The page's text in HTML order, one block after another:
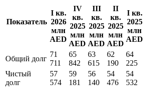
Показатель
I кв.
2026
млн
AED
IV
кв.
2025
млн
AED
III
кв.
2025
млн
AED
II
кв.
2025
млн
AED
I кв.
2025
млн
AED
Общий долг
71
711
65
842
63
615
62
190
64
225
Чистый
долг
57
574
59
181
56
140
54
476
54
532